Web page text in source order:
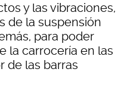
y las vibraciones,
de la suspensión
para poder
la carrocería en las
de las barras